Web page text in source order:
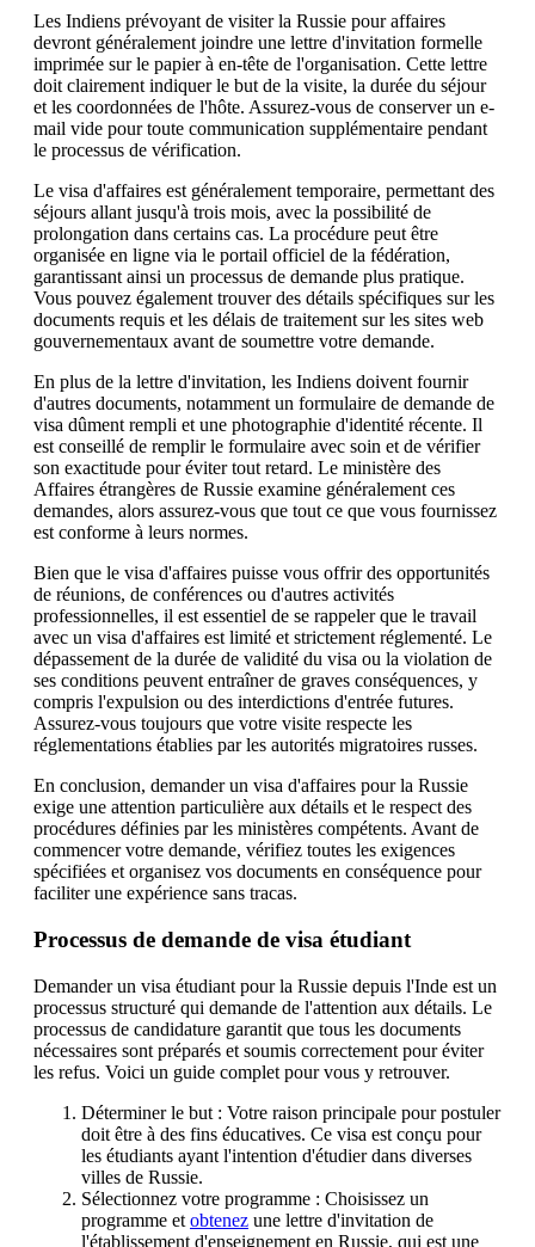
Les Indiens prévoyant de visiter la Russie pour affaires
devront généralement joindre une lettre d'invitation formelle
imprimée sur le papier à en-tête de l'organisation. Cette lettre
doit clairement indiquer le but de la visite, la durée du séjour
et les coordonnées de l'hôte. Assurez-vous de conserver un e-
mail vide pour toute communication supplémentaire pendant
le processus de vérification.
Le visa d'affaires est généralement temporaire, permettant des
séjours allant jusqu'à trois mois, avec la possibilité de
prolongation dans certains cas. La procédure peut être
organisée en ligne via le portail officiel de la fédération,
garantissant ainsi un processus de demande plus pratique.
Vous pouvez également trouver des détails spécifiques sur les
documents requis et les délais de traitement sur les sites web
gouvernementaux avant de soumettre votre demande.
En plus de la lettre d'invitation, les Indiens doivent fournir
d'autres documents, notamment un formulaire de demande de
visa dûment rempli et une photographie d'identité récente. Il
est conseillé de remplir le formulaire avec soin et de vérifier
son exactitude pour éviter tout retard. Le ministère des
Affaires étrangères de Russie examine généralement ces
demandes, alors assurez-vous que tout ce que vous fournissez
est conforme à leurs normes.
Bien que le visa d'affaires puisse vous offrir des opportunités
de réunions, de conférences ou d'autres activités
professionnelles, il est essentiel de se rappeler que le travail
avec un visa d'affaires est limité et strictement réglementé. Le
dépassement de la durée de validité du visa ou la violation de
ses conditions peuvent entraîner de graves conséquences, y
compris l'expulsion ou des interdictions d'entrée futures.
Assurez-vous toujours que votre visite respecte les
réglementations établies par les autorités migratoires russes.
En conclusion, demander un visa d'affaires pour la Russie
exige une attention particulière aux détails et le respect des
procédures définies par les ministères compétents. Avant de
commencer votre demande, vérifiez toutes les exigences
spécifiées et organisez vos documents en conséquence pour
faciliter une expérience sans tracas.
Processus de demande de visa étudiant
Demander un visa étudiant pour la Russie depuis l'Inde est un
processus structuré qui demande de l'attention aux détails. Le
processus de candidature garantit que tous les documents
nécessaires sont préparés et soumis correctement pour éviter
les refus. Voici un guide complet pour vous y retrouver.
Déterminer le but : Votre raison principale pour postuler
doit être à des fins éducatives. Ce visa est conçu pour
les étudiants ayant l'intention d'étudier dans diverses
villes de Russie.
Sélectionnez votre programme : Choisissez un
programme et obtenez une lettre d'invitation de
l'établissement d'enseignement en Russie, qui est une